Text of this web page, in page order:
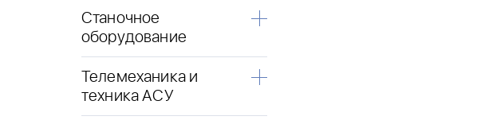
Станочное
оборудование
Телемеханика и
техника АСУ